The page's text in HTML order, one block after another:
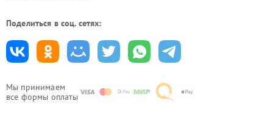
Мы принимаем
все формы оплаты
Поделиться в соц. сетях: